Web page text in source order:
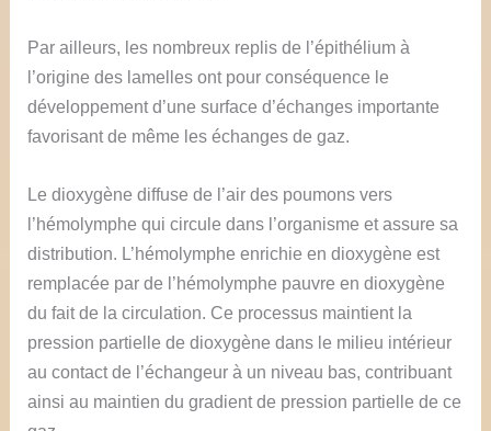
Par ailleurs, les nombreux replis de l’épithélium à
l’origine des lamelles ont pour conséquence le
développement d’une surface d’échanges importante
favorisant de même les échanges de gaz.
Le dioxygène diffuse de l’air des poumons vers
l’hémolymphe qui circule dans l’organisme et assure sa
distribution. L’hémolymphe enrichie en dioxygène est
remplacée par de l’hémolymphe pauvre en dioxygène
du fait de la circulation. Ce processus maintient la
pression partielle de dioxygène dans le milieu intérieur
au contact de l’échangeur à un niveau bas, contribuant
ainsi au maintien du gradient de pression partielle de ce